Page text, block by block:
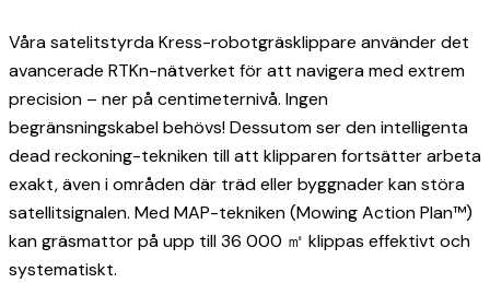
Våra satelitstyrda Kress-robotgräsklippare använder det
avancerade RTKn-nätverket för att navigera med extrem
precision – ner på centimeternivå. Ingen
begränsningskabel behövs! Dessutom ser den intelligenta
dead reckoning-tekniken till att klipparen fortsätter arbeta
exakt, även i områden där träd eller byggnader kan störa
satellitsignalen. Med MAP-tekniken (Mowing Action Plan™)
kan gräsmattor på upp till 36 000 ㎡ klippas effektivt och
systematiskt.